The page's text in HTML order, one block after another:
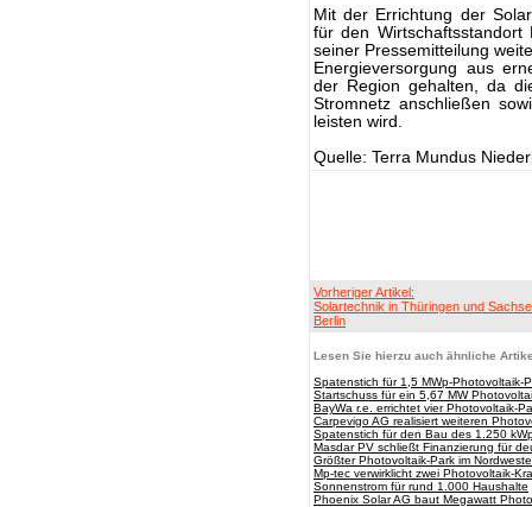
Mit der Errichtung der
für den Wirtschaftsstandort
seiner Pressemitteilung
Energieversorgung aus
der Region gehalten, da
Stromnetz anschließen
leisten wird.
Quelle: Terra Mundus
Vorheriger Artikel:
Solartechnik in Thüringen und
Berlin
Lesen Sie hierzu auch ähnliche
Spatenstich für 1,5 MWp-Photovoltaik-
Startschuss für ein 5,67 MW
BayWa r.e. errichtet vier Photovoltaik-
Carpevigo AG realisiert weiteren
Spatenstich für den Bau des 1.250
Masdar PV schließt Finanzierung für
Größter Photovoltaik-Park im
Mp-tec verwirklicht zwei Photovoltaik-
Sonnenstrom für rund 1.000 Haushalte
Phoenix Solar AG baut Megawatt